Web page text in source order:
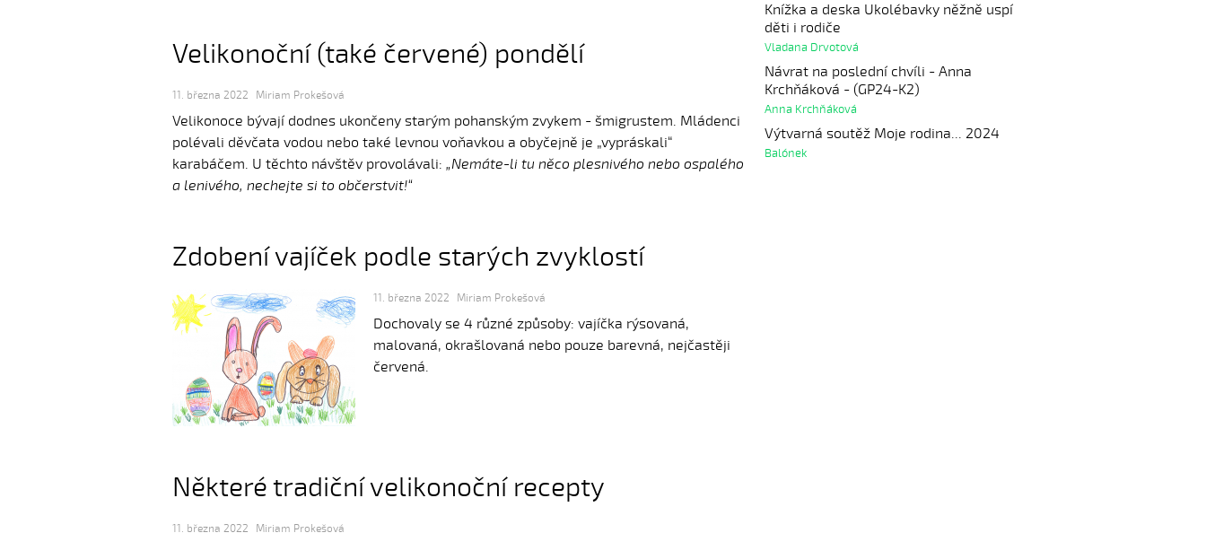
Velikonoční (také červené) pondělí
11. března 2022 Miriam Prokešová
Velikonoce bývají dodnes ukončeny starým pohanským zvykem - šmigrustem. Mládenci
polévali děvčata vodou nebo také levnou voňavkou a obyčejně je „vypráskali“
karabáčem. U těchto návštěv provolávali: „Nemáte-li tu něco plesnivého nebo ospalého
a lenivého, nechejte si to občerstvit!“
Zdobení vajíček podle starých zvyklostí
11. března 2022 Miriam Prokešová
Dochovaly se 4 různé způsoby: vajíčka rýsovaná,
malovaná, okrašlovaná nebo pouze barevná, nejčastěji
červená.
Některé tradiční velikonoční recepty
11. března 2022 Miriam Prokešová
Knížka a deska Ukolébavky něžně uspí
děti i rodiče
Vladana Drvotová
Návrat na poslední chvíli - Anna
Krchňáková - (GP24-K2)
Anna Krchňáková
Výtvarná soutěž Moje rodina... 2024
Balónek